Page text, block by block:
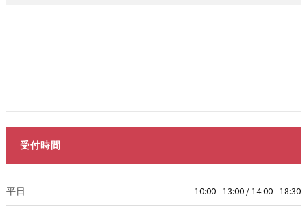
受付時間
平日 10:00 - 13:00 / 14:00 - 18:30